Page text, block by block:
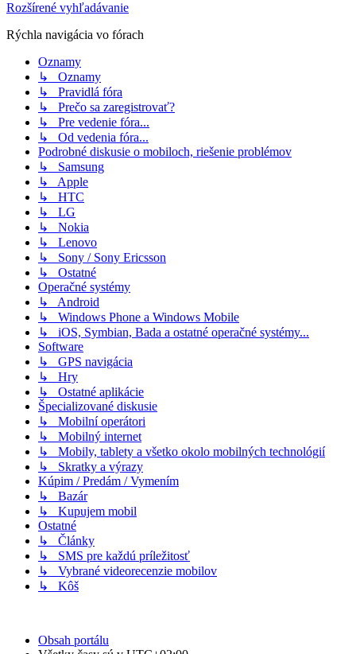
Rozšírené vyhľadávanie
Rýchla navigácia vo fórach
Oznamy
↳ Oznamy
↳ Pravidlá fóra
↳ Prečo sa zaregistrovať?
↳ Pre vedenie fóra...
↳ Od vedenia fóra...
Podrobné diskusie o mobiloch, riešenie problémov
↳ Samsung
↳ Apple
↳ HTC
↳ LG
↳ Nokia
↳ Lenovo
↳ Sony / Sony Ericsson
↳ Ostatné
Operačné systémy
↳ Android
↳ Windows Phone a Windows Mobile
↳ iOS, Symbian, Bada a ostatné operačné systémy...
Software
↳ GPS navigácia
↳ Hry
↳ Ostatné aplikácie
Špecializované diskusie
↳ Mobilní operátori
↳ Mobilný internet
↳ Mobily, tablety a všetko okolo mobilných technológií
↳ Skratky a výrazy
Kúpim / Predám / Vymením
↳ Bazár
↳ Kupujem mobil
Ostatné
↳ Články
↳ SMS pre každú príležitosť
↳ Vybrané videorecenzie mobilov
↳ Kôš
Obsah portálu